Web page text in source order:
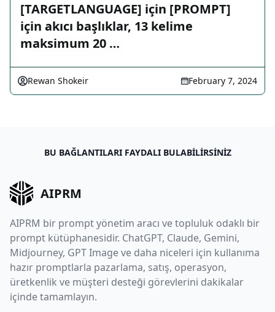
[TARGETLANGUAGE] için [PROMPT]
için akıcı başlıklar, 13 kelime
maksimum 20 …
Rewan Shokeir February 7, 2024
BU BAĞLANTILARI FAYDALI BULABILIRSINIZ
AIPRM
AIPRM bir prompt yönetim aracı ve topluluk odaklı bir
prompt kütüphanesidir. ChatGPT, Claude, Gemini,
Midjourney, GPT Image ve daha niceleri için kullanıma
hazır promptlarla pazarlama, satış, operasyon,
üretkenlik ve müşteri desteği görevlerini dakikalar
içinde tamamlayın.